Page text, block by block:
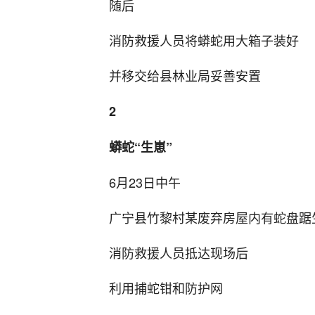
随后
消防救援人员将蟒蛇用大箱子装好
并移交给县林业局妥善安置
2
蟒蛇“生崽”
6月23日中午
广宁县竹黎村某废弃房屋内有蛇盘
消防救援人员抵达现场后
利用捕蛇钳和防护网